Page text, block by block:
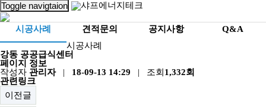
Toggle navigtaion
시공사례 견적문의 공지사항
Q&A
시공사례
강동 공공급식센터
페이지 정보
작성자 관리자| 18-09-13 14:29 | 조회1,332회
관련링크
이전글